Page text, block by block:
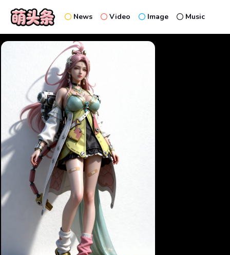
News Video Image Music